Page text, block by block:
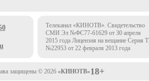
Телеканал «КИНОТВ». Свидетельство
СМИ Эл №ФС77-61629 от 30 апреля
2015 года Лицензия на вещание Серия
№22953 от 22 февраля 2013 года
защищены © 2026 «КИНОТВ»18+